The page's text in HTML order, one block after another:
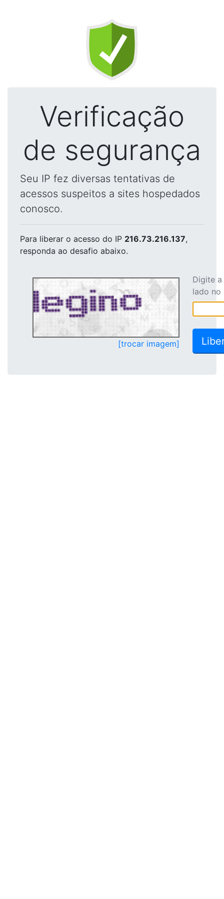
Verificação
de segurança
Seu IP fez diversas tentativas de
acessos suspeitos a sites hospedados
conosco.
Para liberar o acesso do IP 216.73.216.137,
responda ao desafio abaixo.
[trocar imagem]
Digite
lado no